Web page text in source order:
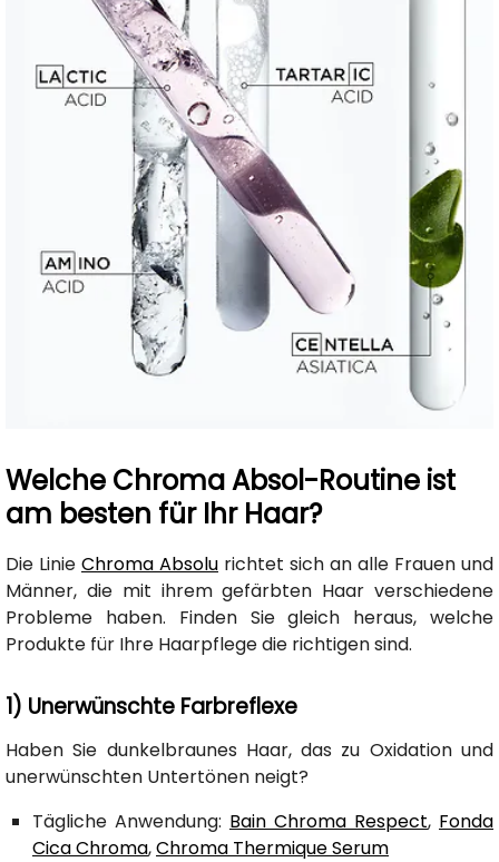
Welche Chroma Absol-Routine ist
am besten für Ihr Haar?
Die Linie Chroma Absolu richtet sich an alle Frauen und
Männer, die mit ihrem gefärbten Haar verschiedene
Probleme haben. Finden Sie gleich heraus, welche
Produkte für Ihre Haarpflege die richtigen sind.
1) Unerwünschte Farbreflexe
Haben Sie dunkelbraunes Haar, das zu Oxidation und
unerwünschten Untertönen neigt?
Tägliche Anwendung: Bain Chroma Respect, Fonda
Cica Chroma,Chroma Thermique Serum